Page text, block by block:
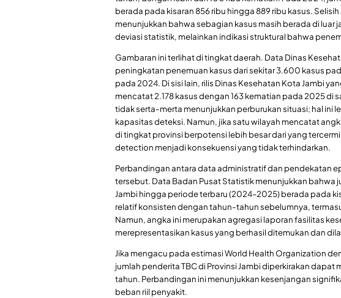
berada pada kisaran 856 ribu hingga 889 ribu kasus.
menunjukkan bahwa sebagian kasus masih berada di luar
deviasi statistik, melainkan indikasi struktural bahwa
Gambaran ini terlihat di tingkat daerah. Data Dinas
peningkatan penemuan kasus dari sekitar 3.600 kasus
pada 2024. Di sisi lain, rilis Dinas Kesehatan Kota Jambi
mencatat 2.178 kasus dengan 163 kematian pada 2025 di
tidak serta-merta menunjukkan perburukan situasi; hal ini
kapasitas deteksi. Namun, jika satu wilayah mencatat
di tingkat provinsi berpotensi lebih besar dari yang
detection menjadi konsekuensi yang tidak terhindarkan.
Perbandingan antara data administratif dan pendekatan
tersebut. Data Badan Pusat Statistik menunjukkan bahwa
Jambi hingga periode terbaru (2024–2025) berada pada
relatif konsisten dengan tahun-tahun sebelumnya,
Namun, angka ini merupakan agregasi laporan fasilitas
merepresentasikan kasus yang berhasil ditemukan dan
Jika mengacu pada estimasi World Health Organization
jumlah penderita TBC di Provinsi Jambi diperkirakan dapat
tahun. Perbandingan ini menunjukkan kesenjangan
beban riil penyakit.